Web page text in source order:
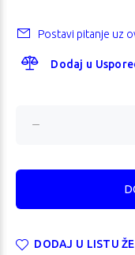
Postavi pitanje uz
Dodaj u
DODAJ U LISTU